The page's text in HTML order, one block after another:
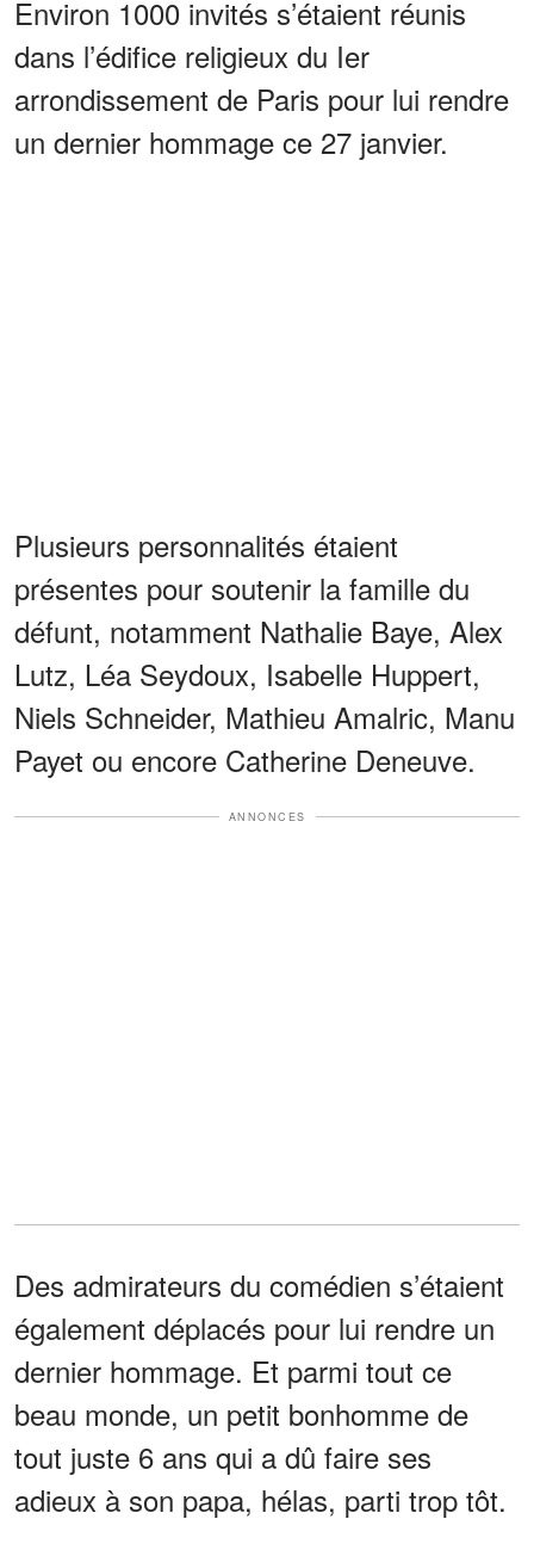
Environ 1000 invités s’étaient réunis
dans l’édifice religieux du Ier
arrondissement de Paris pour lui rendre
un dernier hommage ce 27 janvier.
Plusieurs personnalités étaient
présentes pour soutenir la famille du
défunt, notamment Nathalie Baye, Alex
Lutz, Léa Seydoux, Isabelle Huppert,
Niels Schneider, Mathieu Amalric, Manu
Payet ou encore Catherine Deneuve.
ANNONCES
Des admirateurs du comédien s’étaient
également déplacés pour lui rendre un
dernier hommage. Et parmi tout ce
beau monde, un petit bonhomme de
tout juste 6 ans qui a dû faire ses
adieux à son papa, hélas, parti trop tôt.